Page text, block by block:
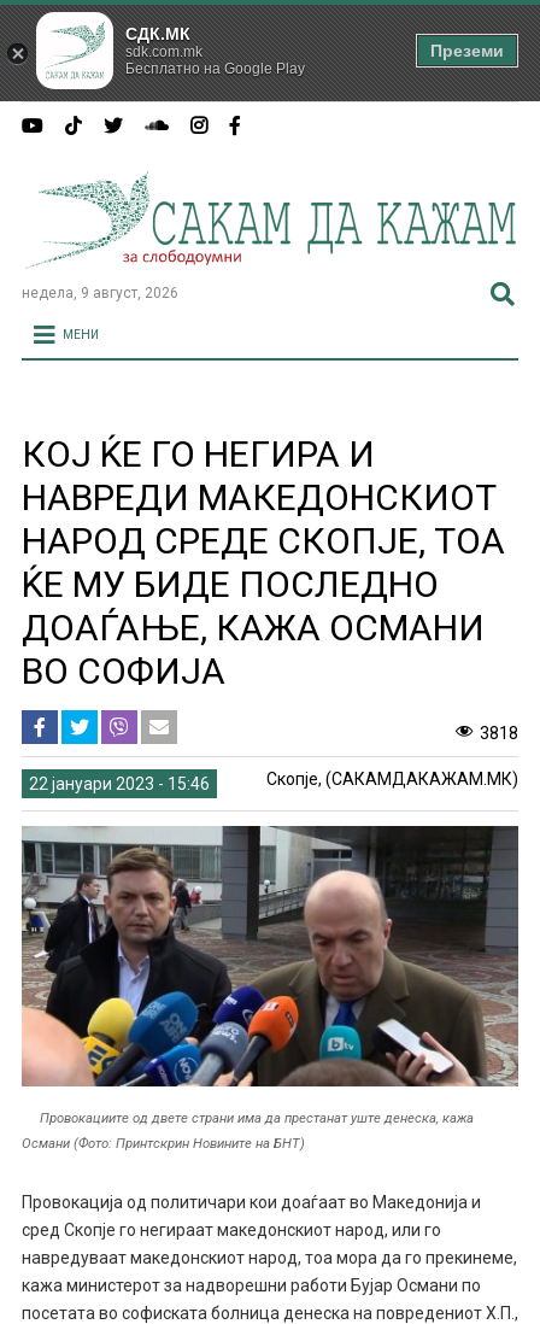
недела, 9 август, 2026
МЕНИ
КОЈ ЌЕ ГО НЕГИРА И
НАВРЕДИ МАКЕДОНСКИОТ
НАРОД СРЕДЕ СКОПЈЕ, ТОА
ЌЕ МУ БИДЕ ПОСЛЕДНО
ДОАЃАЊЕ, КАЖА ОСМАНИ
ВО СОФИЈА
3818
22 јануари 2023 - 15:46 Скопје, (САКАМДАКАЖАМ.МК)
Провокациите од двете страни има да престанат уште денеска, кажа
Османи (Фото: Принтскрин Новините на БНТ)
Провокација од политичари кои доаѓаат во Македонија и
сред Скопје го негираат македонскиот народ, или го
навредуваат македонскиот народ, тоа мора да го прекинеме,
кажа министерот за надворешни работи Бујар Османи по
посетата во софиската болница денеска на повредениот Х.П.,
СДК.МК
sdk.com.mk
Бесплатно на Google Play
Преземи